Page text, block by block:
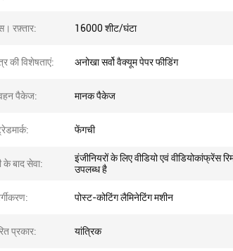
रफ़्तार: 16000 शीट/घंटा
की विशेषताएं: अनोखा सर्वो वैक्यूम पेपर फीडिंग
पैकेज: मानक पैकेज
फेंगची
के बाद सेवा:
इंजीनियरों के लिए वीडियो एवं वीडियोकांफ्रेंस
उपलब्ध है
पोस्ट-कोटिंग लैमिनेटिंग मशीन
प्रकार: यांत्रिक